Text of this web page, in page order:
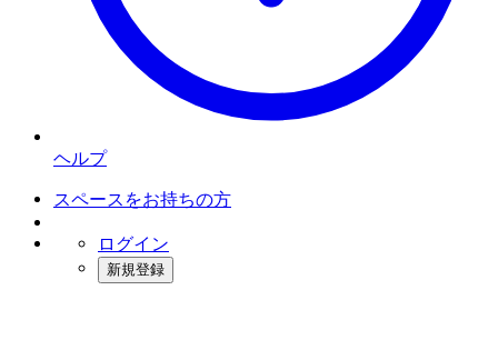
ヘルプ
スペースをお持ちの方
ログイン
新規登録